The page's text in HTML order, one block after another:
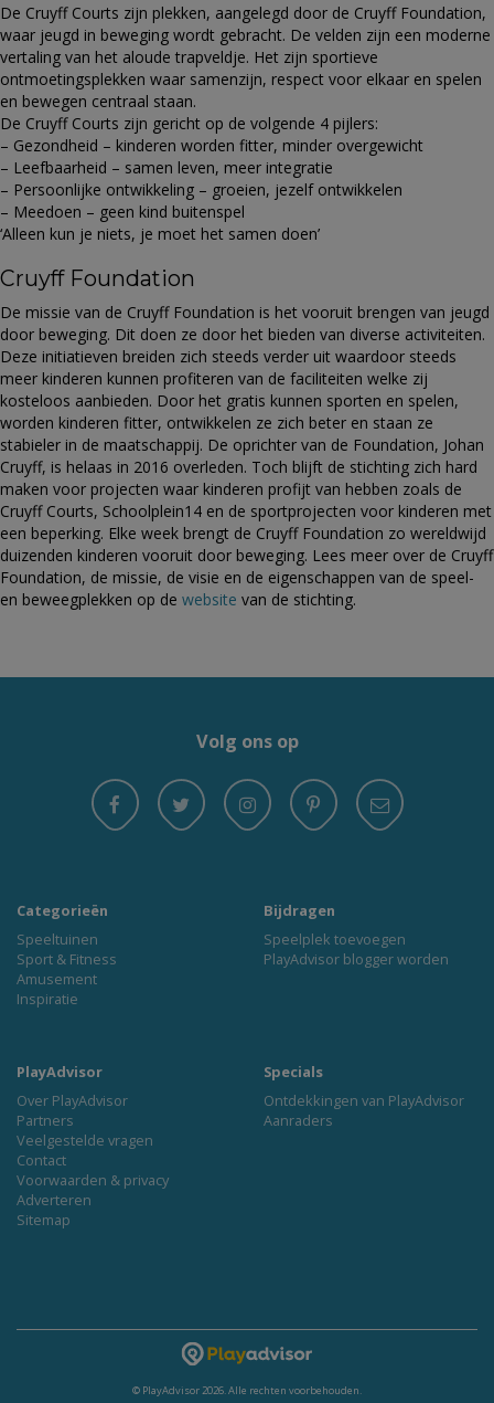
De Cruyff Courts zijn plekken, aangelegd door de Cruyff Foundation,
waar jeugd in beweging wordt gebracht. De velden zijn een moderne
vertaling van het aloude trapveldje. Het zijn sportieve
ontmoetingsplekken waar samenzijn, respect voor elkaar en spelen
en bewegen centraal staan.
De Cruyff Courts zijn gericht op de volgende 4 pijlers:
– Gezondheid – kinderen worden fitter, minder overgewicht
– Leefbaarheid – samen leven, meer integratie
– Persoonlijke ontwikkeling – groeien, jezelf ontwikkelen
– Meedoen – geen kind buitenspel
‘Alleen kun je niets, je moet het samen doen’
Cruyff Foundation
De missie van de Cruyff Foundation is het vooruit brengen van jeugd
door beweging. Dit doen ze door het bieden van diverse activiteiten.
Deze initiatieven breiden zich steeds verder uit waardoor steeds
meer kinderen kunnen profiteren van de faciliteiten welke zij
kosteloos aanbieden. Door het gratis kunnen sporten en spelen,
worden kinderen fitter, ontwikkelen ze zich beter en staan ze
stabieler in de maatschappij. De oprichter van de Foundation, Johan
Cruyff, is helaas in 2016 overleden. Toch blijft de stichting zich hard
maken voor projecten waar kinderen profijt van hebben zoals de
Cruyff Courts, Schoolplein14 en de sportprojecten voor kinderen met
een beperking. Elke week brengt de Cruyff Foundation zo wereldwijd
duizenden kinderen vooruit door beweging. Lees meer over de Cruyff
Foundation, de missie, de visie en de eigenschappen van de speel-
en beweegplekken op de website van de stichting.
Volg ons op
Categorieën
Speeltuinen
Sport & Fitness
Amusement
Inspiratie
Bijdragen
Speelplek toevoegen
PlayAdvisor blogger worden
PlayAdvisor
Over PlayAdvisor
Partners
Veelgestelde vragen
Contact
Voorwaarden & privacy
Adverteren
Sitemap
Specials
Ontdekkingen van PlayAdvisor
Aanraders
© PlayAdvisor 2026. Alle rechten voorbehouden.